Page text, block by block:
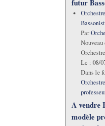
futur
Par
Le : 08/
Dans le
A vendre
modèle